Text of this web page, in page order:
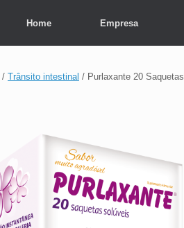
Home Empresa
/ Trânsito intestinal / Purlaxante 20 Saquetas